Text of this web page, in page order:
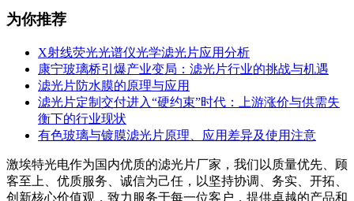
为你推荐
X射线荧光光谱仪光学滤光片应用分析
康宁玻璃桥引爆产业变局：滤光片行业的挑战与机遇
滤光片防水膜的原理与应用
滤光片定制交付进入“硬约束”时代：上游涨价与供需失
衡下的行业现状
有色玻璃与镀膜滤光片原理、应用差异及使用注意
激埃特光电作为国内优质的滤光片厂家，我们以质量优先、顾
客至上、优质服务、诚信为己任，以坚持协调、务实、开拓、
创新核心价值观，致力服务于每一位客户，提供卓越的产品和